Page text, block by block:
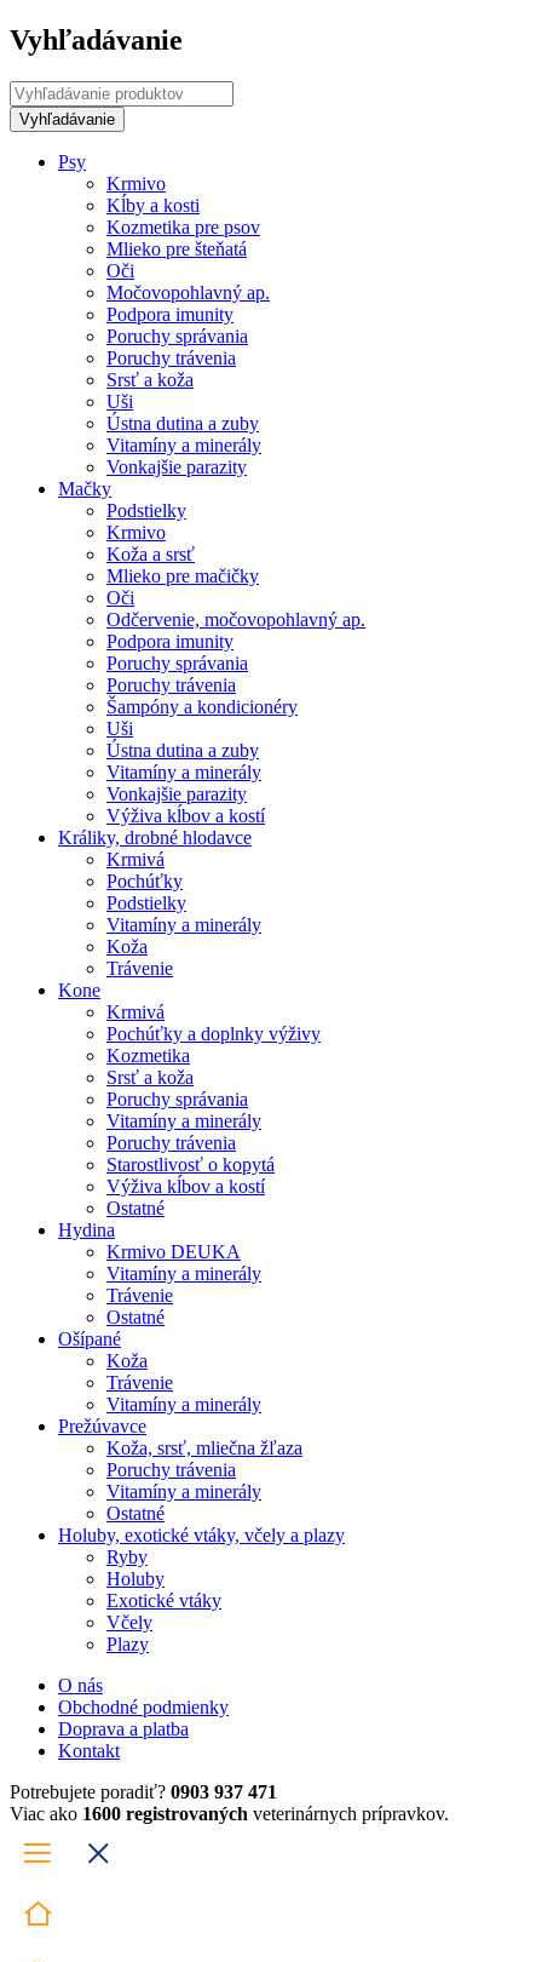
Vyhľadávanie
Psy
Krmivo
Kĺby a kosti
Kozmetika pre psov
Mlieko pre šteňatá
Oči
Močovopohlavný ap.
Podpora imunity
Poruchy správania
Poruchy trávenia
Srsť a koža
Uši
Ústna dutina a zuby
Vitamíny a minerály
Vonkajšie parazity
Mačky
Podstielky
Krmivo
Koža a srsť
Mlieko pre mačičky
Oči
Odčervenie, močovopohlavný ap.
Podpora imunity
Poruchy správania
Poruchy trávenia
Šampóny a kondicionéry
Uši
Ústna dutina a zuby
Vitamíny a minerály
Vonkajšie parazity
Výživa kĺbov a kostí
Králiky, drobné hlodavce
Krmivá
Pochúťky
Podstielky
Vitamíny a minerály
Koža
Trávenie
Kone
Krmivá
Pochúťky a doplnky výživy
Kozmetika
Srsť a koža
Poruchy správania
Vitamíny a minerály
Poruchy trávenia
Starostlivosť o kopytá
Výživa kĺbov a kostí
Ostatné
Hydina
Krmivo DEUKA
Vitamíny a minerály
Trávenie
Ostatné
Ošípané
Koža
Trávenie
Vitamíny a minerály
Prežúvavce
Koža, srsť, mliečna žľaza
Poruchy trávenia
Vitamíny a minerály
Ostatné
Holuby, exotické vtáky, včely a plazy
Ryby
Holuby
Exotické vtáky
Včely
Plazy
O nás
Obchodné podmienky
Doprava a platba
Kontakt
Potrebujete poradiť? 0903 937 471
Viac ako 1600 registrovaných veterinárnych prípravkov.